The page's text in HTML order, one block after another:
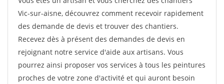
Vic-sur-aisne, découvrez comment recevoir rapidement
des demande de devis et trouver des chantiers.
Recevez dès à présent des demandes de devis en
rejoignant notre service d'aide aux artisans. Vous
pourrez ainsi proposer vos services à tous les peintures
proches de votre zone d'activité et qui auront besoin